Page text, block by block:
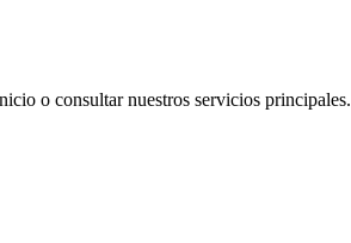
o consultar nuestros servicios principales.